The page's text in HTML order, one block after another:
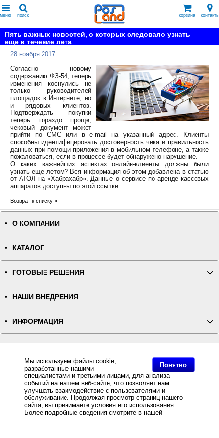
Понятно
Мы используем файлы cookie,
разработанные нашими
специалистами и третьими лицами, для анализа
событий на нашем веб-сайте, что позволяет нам
улучшать взаимодействие с пользователями и
обслуживание. Продолжая просмотр страниц нашего
сайта, вы принимаете условия его использования.
Более подробные сведения смотрите в нашей
.
меню поиск корзина контакты
Пять важных новостей, о которых следовало узнать
еще в течение лета
28 ноября 2017
Согласно новому
содержанию ФЗ-54, теперь
изменения коснулись не
только руководителей
площадок в Интернете, но
и рядовых клиентов.
Подтверждать покупки
теперь гораздо проще,
чековый документ может
прийти по СМС или в e-mail на указанный адрес. Клиенты
способны идентифицировать достоверность чека и правильность
данных при помощи приложения в мобильном телефоне, а также
пожаловаться, если в процессе будет обнаружено нарушение.
О каких важнейших аспектах онлайн-клиенты должны были
узнать еще летом? Вся информация об этом добавлена в статью
от АТОЛ на «Хабрахабр». Данные о сервисе по аренде кассовых
аппаратов доступны по этой ссылке.
Возврат к списку »
О КОМПАНИИ
КАТАЛОГ
ГОТОВЫЕ РЕШЕНИЯ
НАШИ ВНЕДРЕНИЯ
ИНФОРМАЦИЯ
ПОЛНАЯ ВЕРСИЯ
Интернет-магазин "ПОСЛЭНД" - торгового оборудования, оборудования для автоматизации общепита и
торговли, расходных материалов
Все права защищены, ООО "ПОСЛЭНД" © 2008-2026.
Политика конфиденциальности
Основное: Пять важных новостей, о которых следовало узнать еще в течение лета, Пять важных
новостей, о которых следовало узнать еще в течение лета, Пять важных новостей, о которых